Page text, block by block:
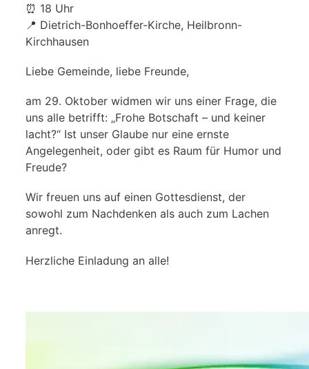
⏰ 18 Uhr
📍 Dietrich-Bonhoeffer-Kirche, Heilbronn-
Kirchhausen
Liebe Gemeinde, liebe Freunde,
am 29. Oktober widmen wir uns einer Frage, die
uns alle betrifft: „Frohe Botschaft – und keiner
lacht?“ Ist unser Glaube nur eine ernste
Angelegenheit, oder gibt es Raum für Humor und
Freude?
Wir freuen uns auf einen Gottesdienst, der
sowohl zum Nachdenken als auch zum Lachen
anregt.
Herzliche Einladung an alle!